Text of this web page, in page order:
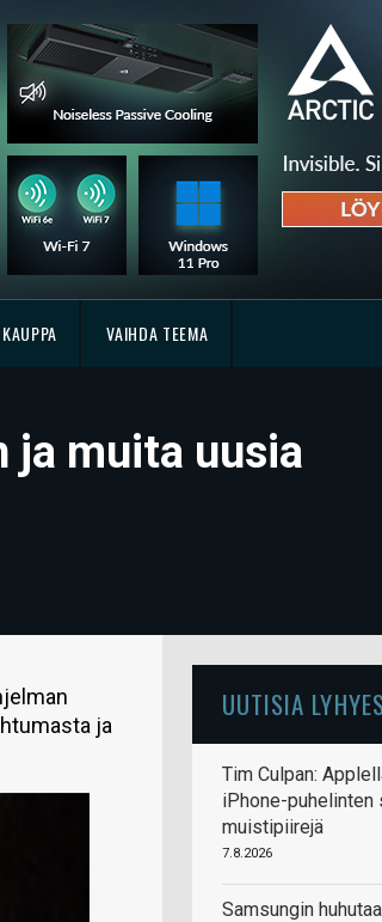
KAUPPA VAIHDA TEEMA
ja muita uusia
ja
UUTISIA
Tim Culpan:
iPhone-puhelinten
muistipiirejä
7.8.2026
Samsungin